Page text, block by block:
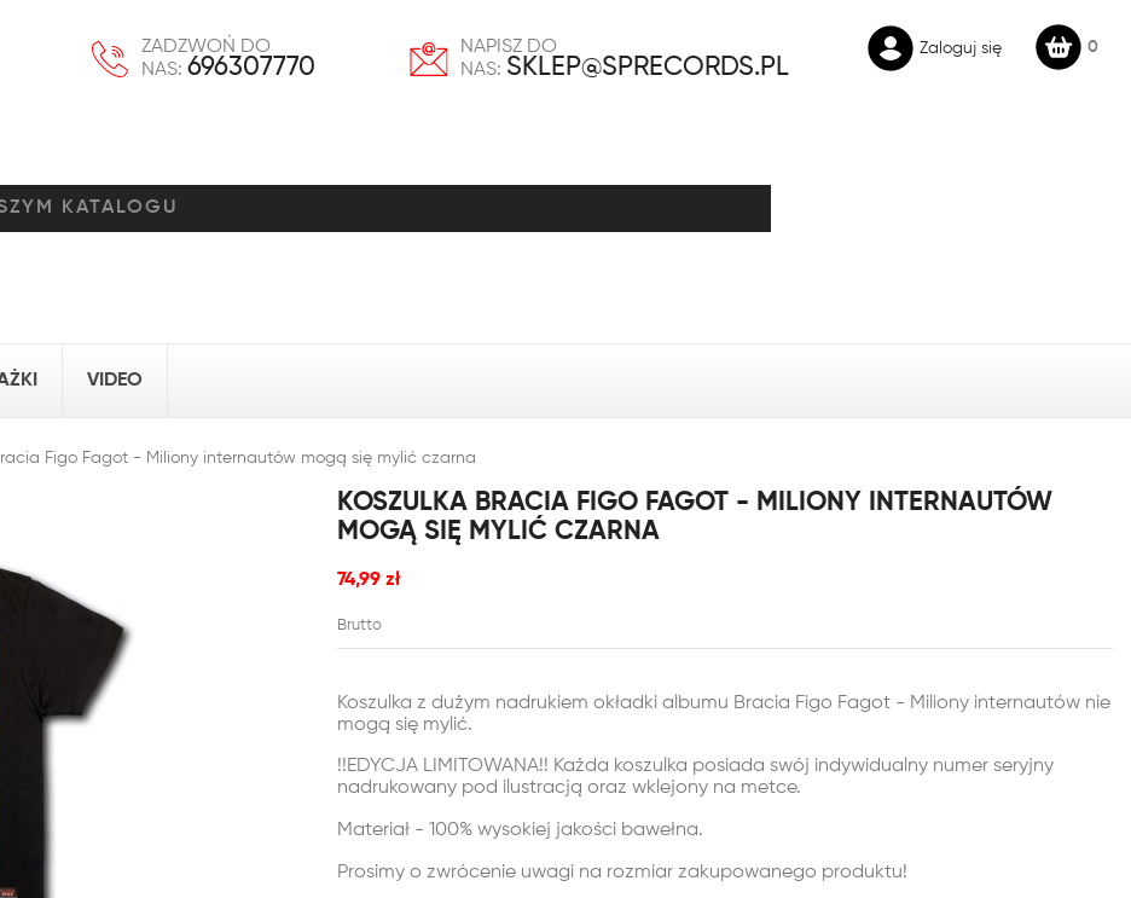
ZADZWOŃ DO
NAS: 696307770
NAPISZ DO
NAS: SKLEP@SPRECORDS.PL
Zaloguj się 0
VIDEO
Figo Fagot - Miliony internautów mogą się mylić czarna
KOSZULKA BRACIA FIGO FAGOT - MILIONY INTERNAUTÓW
MOGĄ SIĘ MYLIĆ CZARNA
74,99 zł
Brutto
Koszulka z dużym nadrukiem okładki albumu Bracia Figo Fagot - Miliony internautów nie
mogą się mylić.
!!EDYCJA LIMITOWANA!! Każda koszulka posiada swój indywidualny numer seryjny
nadrukowany pod ilustracją oraz wklejony na metce.
Materiał - 100% wysokiej jakości bawełna.
Prosimy o zwrócenie uwagi na rozmiar zakupowanego produktu!